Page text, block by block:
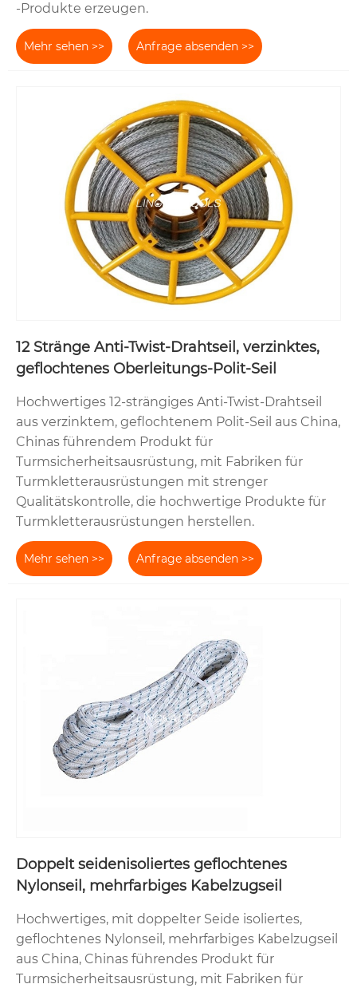
-Produkte erzeugen.
Mehr sehen >> Anfrage absenden >>
12 Stränge Anti-Twist-Drahtseil, verzinktes,
geflochtenes Oberleitungs-Polit-Seil
Hochwertiges 12-strängiges Anti-Twist-Drahtseil
aus verzinktem, geflochtenem Polit-Seil aus China,
Chinas führendem Produkt für
Turmsicherheitsausrüstung, mit Fabriken für
Turmkletterausrüstungen mit strenger
Qualitätskontrolle, die hochwertige Produkte für
Turmkletterausrüstungen herstellen.
Mehr sehen >> Anfrage absenden >>
Doppelt seidenisoliertes geflochtenes
Nylonseil, mehrfarbiges Kabelzugseil
Hochwertiges, mit doppelter Seide isoliertes,
geflochtenes Nylonseil, mehrfarbiges Kabelzugseil
aus China, Chinas führendes Produkt für
Turmsicherheitsausrüstung, mit Fabriken für